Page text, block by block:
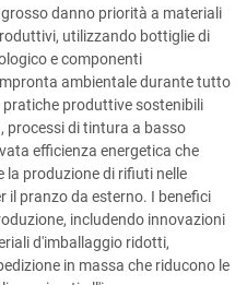
danno priorità a materiali
utilizzando bottiglie di
e componenti
ambientale durante tutto
produttive sostenibili
processi di tintura a basso
efficienza energetica che
la produzione di rifiuti nelle
il pranzo da esterno. I benefici
includendo innovazioni
d'imballaggio ridotti,
in massa che riducono le